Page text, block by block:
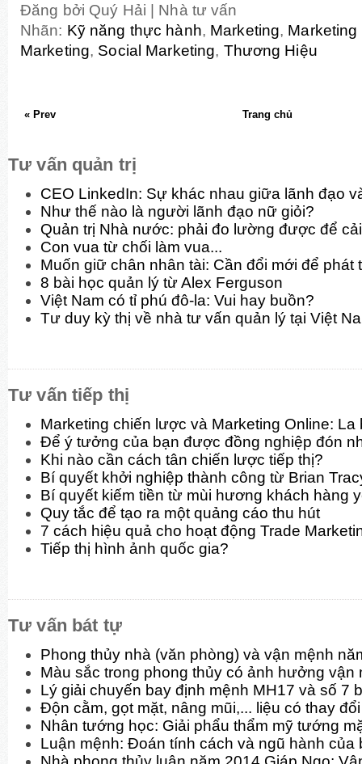
Đăng bởi Quý Hải | Nhà tư vấn
Nhãn: Kỹ năng thực hành, Marketing,
Marketing, Social Marketing, Thương Hiệu
« Prev Trang chủ
Tư vấn quản trị
CEO LinkedIn: Sự khác nhau giữa lãnh đạo
Như thế nào là người lãnh đạo nữ giỏi?
Quản trị Nhà nước: phải đo lường được để
Con vua từ chối làm vua...
Muốn giữ chân nhân tài: Cần đổi mới để phát
8 bài học quản lý từ Alex Ferguson
Việt Nam có tỉ phú đô-la: Vui hay buồn?
Tư duy kỳ thị về nhà tư vấn quản lý tại Việt
Tư vấn tiếp thị
Marketing chiến lược và Marketing Online: La
Để ý tưởng của bạn được đồng nghiệp đón
Khi nào cần cách tân chiến lược tiếp thị?
Bí quyết khởi nghiệp thành công từ Brian
Bí quyết kiếm tiền từ mùi hương khách hàng
Quy tắc để tạo ra một quảng cáo thu hút
7 cách hiệu quả cho hoạt động Trade
Tiếp thị hình ảnh quốc gia?
Tư vấn bát tự
Phong thủy nhà (văn phòng) và vận mệnh
Màu sắc trong phong thủy có ảnh hưởng vận
Lý giải chuyến bay định mệnh MH17 và số 7
Độn cằm, gọt mặt, nâng mũi,... liệu có thay
Nhân tướng học: Giải phẩu thẩm mỹ tướng
Luận mệnh: Đoán tính cách và ngũ hành của